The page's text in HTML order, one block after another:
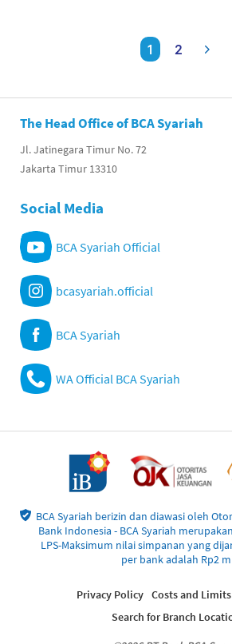
1 2
The Head Office of BCA Syariah
Jl. Jatinegara Timur No. 72
Jakarta Timur 13310
Social Media
BCA Syariah Official
bcasyariah.official
BCA Syariah
WA Official BCA Syariah
BCA Syariah berizin dan diawasi oleh
Bank Indonesia - BCA Syariah
LPS-Maksimum nilai simpanan yang
per bank adalah Rp2
Privacy Policy Costs and Limits
Search for Branch